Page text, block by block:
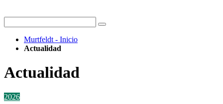
Murtfeldt - Inicio
Actualidad
Actualidad
2026